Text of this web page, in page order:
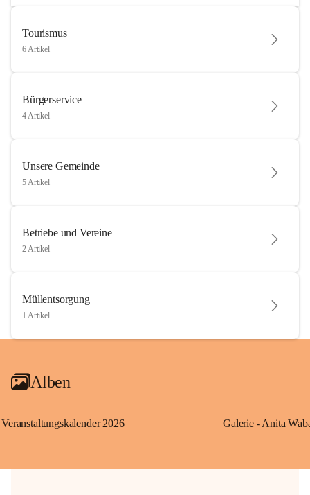
Tourismus
6 Artikel
Bürgerservice
4 Artikel
Unsere Gemeinde
5 Artikel
Betriebe und Vereine
2 Artikel
Müllentsorgung
1 Artikel
Alben
Veranstaltungskalender 2026 Galerie - Anita